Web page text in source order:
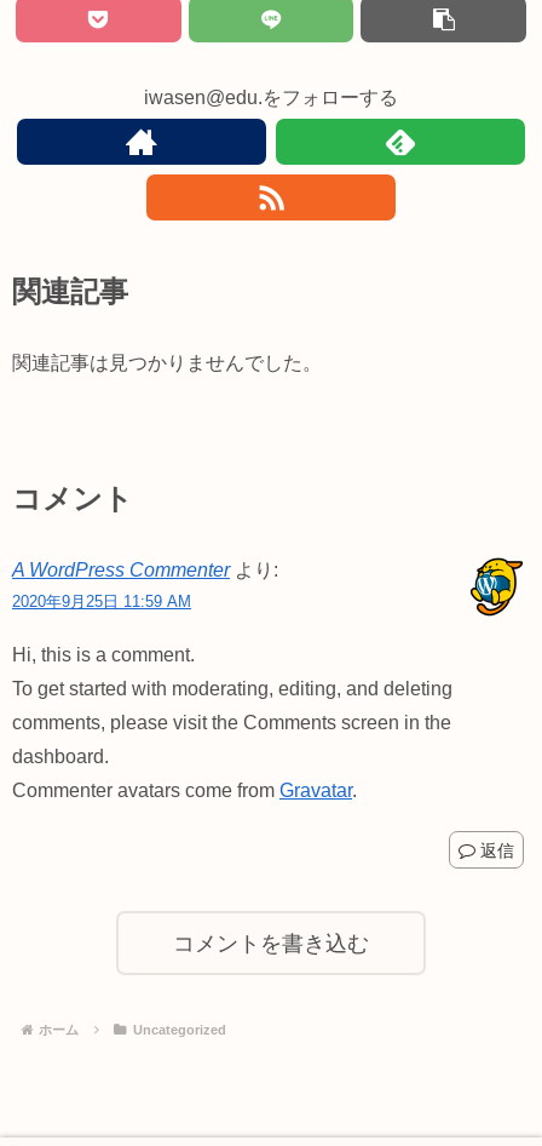
iwasen@edu.をフォローする
関連記事
関連記事は見つかりませんでした。
コメント
A WordPress Commenter より:
2020年9月25日 11:59 AM
Hi, this is a comment.
To get started with moderating, editing, and deleting
comments, please visit the Comments screen in the
dashboard.
Commenter avatars come from Gravatar.
返信
コメントを書き込む
ホーム Uncategorized